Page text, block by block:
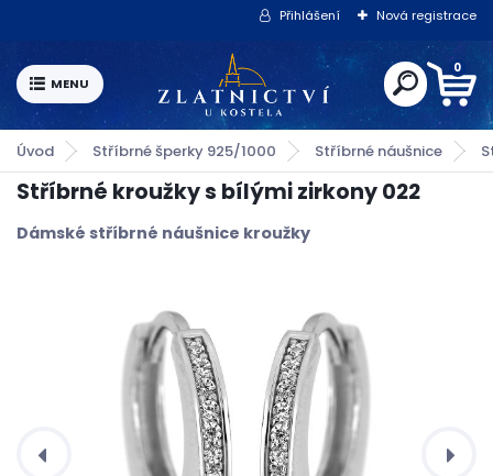
Přihlášení Nová registrace
0
Úvod Stříbrné šperky 925/1000 Stříbrné náušnice
Stříbrné kroužky s bílými zirkony 022
Dámské stříbrné náušnice kroužky